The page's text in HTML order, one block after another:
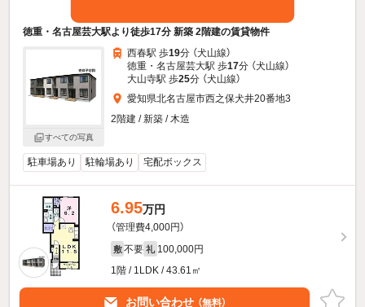
徳重・名古屋芸大駅より徒歩17分 新築 2階建の賃貸物件
すべての写真
西春駅 歩19分 （犬山線）
徳重・名古屋芸大駅 歩17分 （犬山線）
大山寺駅 歩25分 （犬山線）
愛知県北名古屋市西之保犬井20番地3
2階建 / 新築 / 木造
駐車場あり 駐輪場あり 宅配ボックス
6.95万円
（管理費4,000円）
敷 不要 礼 100,000円
1階 / 1LDK / 43.61㎡
お問い合わせ （無料）